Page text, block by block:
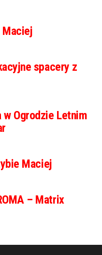
Maciej
spacery z
Ogrodzie Letnim
Maciej
– Matrix